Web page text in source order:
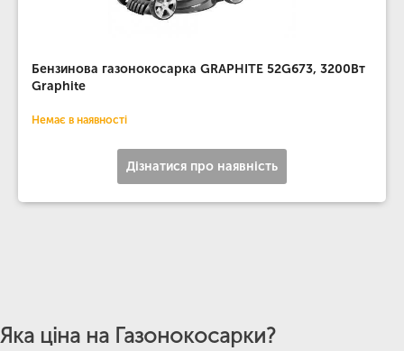
Бензинова газонокосарка GRAPHITE 52G673, 3200Вт
Graphite
Немає в наявності
Дізнатися про наявність
Яка ціна на Газонокосарки?